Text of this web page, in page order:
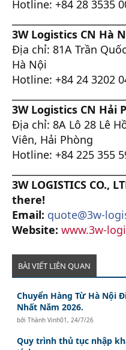
Hotline: +84 28 3535
3W Logistics CN Hà
Địa chỉ: 81A Trần
Hà Nội
Hotline: +84 24 3202
3W Logistics CN Hải
Địa chỉ: 8A Lô 28 Lê
Viên, Hải Phòng
Hotline: +84 225 355
3W LOGISTICS CO.,
there!
Email: quote@3w-
Website: www.3w-
BÀI VIẾT LIÊN QUAN
Chuyển Hàng Từ Hà Nội
Nhất Năm 2026.
bởiThành Vinh01 , 24/7/26
Quy trình thủ tục nhập